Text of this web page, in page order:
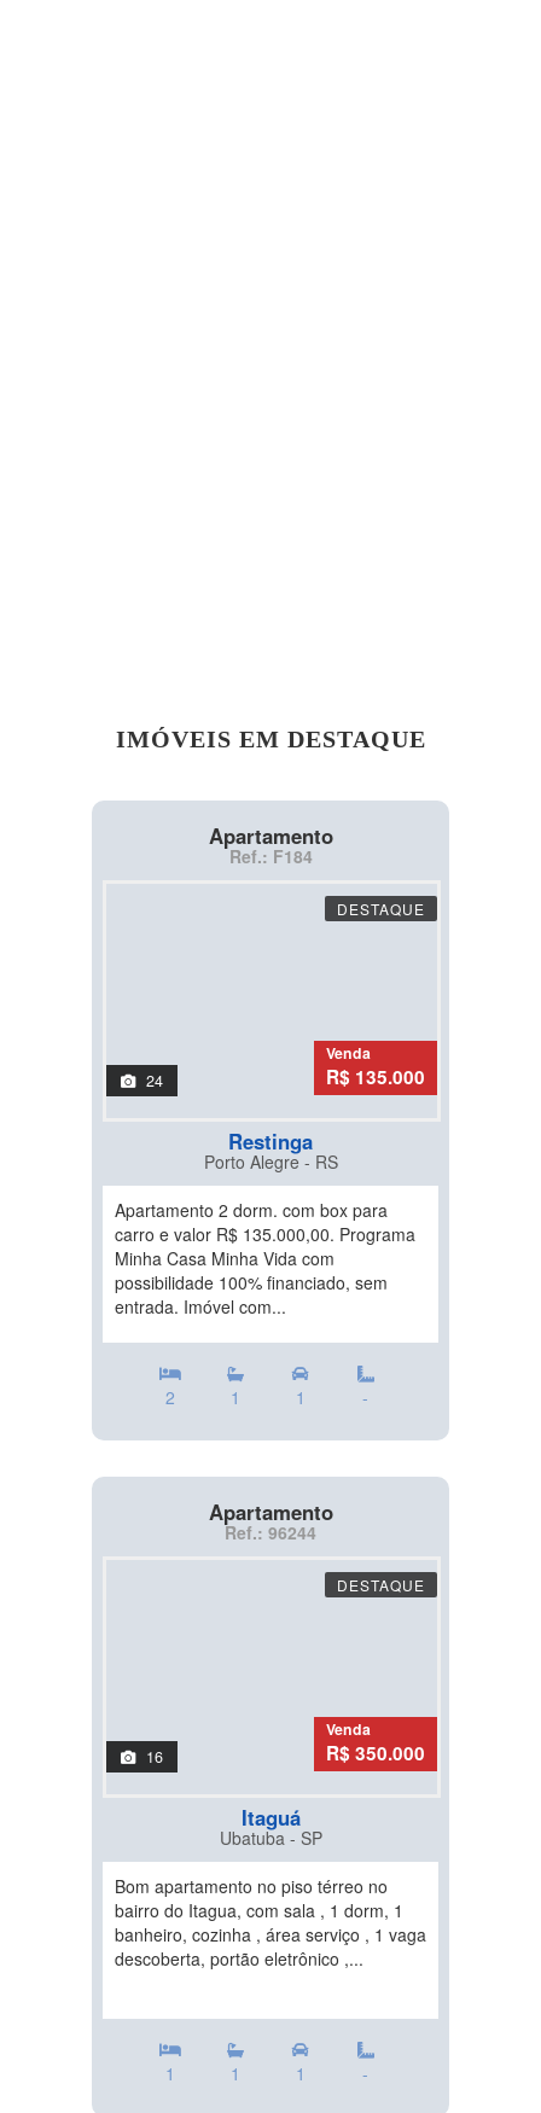
IMÓVEIS EM DESTAQUE
Apartamento
Ref.: F184
DESTAQUE
24
Venda
R$ 135.000
Restinga
Porto Alegre - RS
Apartamento 2 dorm. com box para
carro e valor R$ 135.000,00. Programa
Minha Casa Minha Vida com
possibilidade 100% financiado, sem
entrada. Imóvel com...
2 1 1 -
Apartamento
Ref.: 96244
DESTAQUE
16
Venda
R$ 350.000
Itaguá
Ubatuba - SP
Bom apartamento no piso térreo no
bairro do Itagua, com sala , 1 dorm, 1
banheiro, cozinha , área serviço , 1 vaga
descoberta, portão eletrônico ,...
1 1 1 -